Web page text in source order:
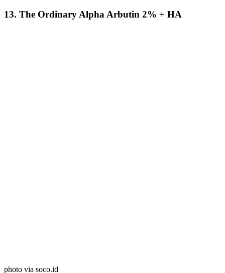
13. The Ordinary Alpha Arbutin 2% + HA
photo via soco.id